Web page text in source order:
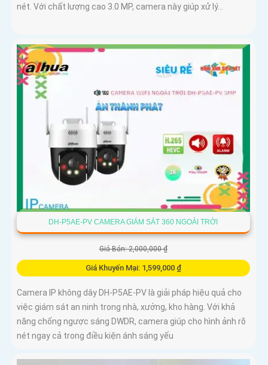
nét. Với chất lượng cao 3.0 MP, camera này giúp xử lý...
DH-P5AE-PV CAMERA GIÁM SÁT 360 NGOÀI TRỜI
Giá Bán: 2,000,000 ₫
Giá Khuyến Mại: 1,599,000 ₫
Camera IP không dây DH-P5AE-PV là giải pháp hiệu quả cho
việc giám sát an ninh trong nhà, xưởng, kho hàng. Với khả
năng chống ngược sáng DWDR, camera giúp cho hình ảnh rõ
nét ngay cả trong điều kiện ánh sáng yếu